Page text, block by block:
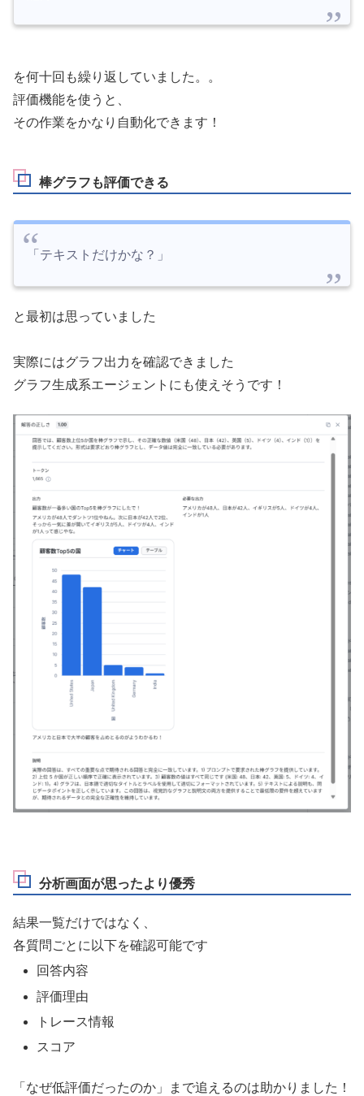
を何十回も繰り返していました。。
評価機能を使うと、
その作業をかなり自動化できます！
棒グラフも評価できる
「テキストだけかな？」
と最初は思っていました
実際にはグラフ出力を確認できました
グラフ生成系エージェントにも使えそうです！
分析画面が思ったより優秀
結果一覧だけではなく、
各質問ごとに以下を確認可能です
回答内容
評価理由
トレース情報
スコア
「なぜ低評価だったのか」まで追えるのは助かりました！